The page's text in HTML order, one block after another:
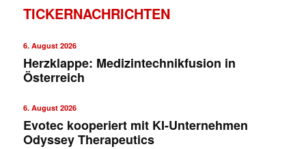
TICKERNACHRICHTEN
6. August 2026
Herzklappe: Medizintechnikfusion in
Österreich
6. August 2026
Evotec kooperiert mit KI-Unternehmen
Odyssey Therapeutics